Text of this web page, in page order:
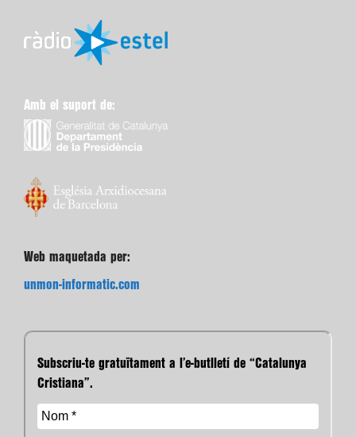
Amb el suport de:
Web maquetada per:
unmon-informatic.com
Subscriu-te gratuïtament a l’e-butlletí de “Catalunya
Cristiana”.